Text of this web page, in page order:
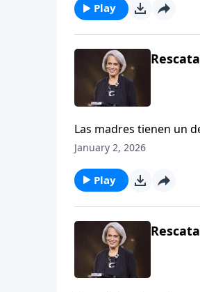
Play
Las madres tienen un
pueden afectar el
de Aviva Nuestros
January 2, 2026
Play